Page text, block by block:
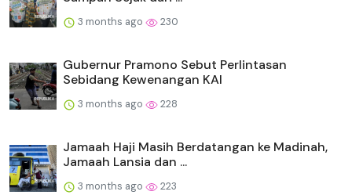
3 months ago 230
Gubernur Pramono Sebut Perlintasan
Sebidang Kewenangan KAI
3 months ago 228
Jamaah Haji Masih Berdatangan ke Madinah,
Jamaah Lansia dan ...
3 months ago 223